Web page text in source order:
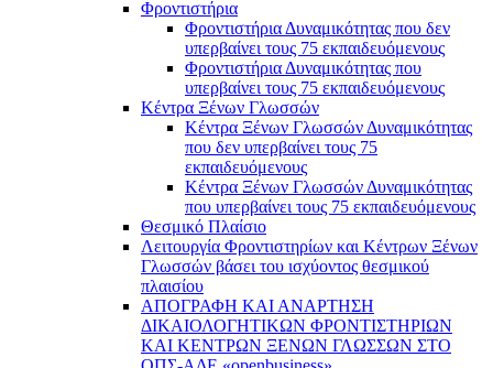
Φροντιστήρια
Φροντιστήρια Δυναμικότητας που δεν
υπερβαίνει τους 75 εκπαιδευόμενους
Φροντιστήρια Δυναμικότητας που
υπερβαίνει τους 75 εκπαιδευόμενους
Κέντρα Ξένων Γλωσσών
Kέντρα Ξένων Γλωσσών Δυναμικότητας
που δεν υπερβαίνει τους 75
εκπαιδευόμενους
Kέντρα Ξένων Γλωσσών Δυναμικότητας
που υπερβαίνει τους 75 εκπαιδευόμενους
Θεσμικό Πλαίσιο
Λειτουργία Φροντιστηρίων και Κέντρων Ξένων
Γλωσσών βάσει του ισχύοντος θεσμικού
πλαισίου
ΑΠΟΓΡΑΦΗ ΚΑΙ ΑΝΑΡΤΗΣΗ
ΔΙΚΑΙΟΛΟΓΗΤΙΚΩΝ ΦΡΟΝΤΙΣΤΗΡΙΩΝ
ΚΑΙ ΚΕΝΤΡΩΝ ΞΕΝΩΝ ΓΛΩΣΣΩΝ ΣΤΟ